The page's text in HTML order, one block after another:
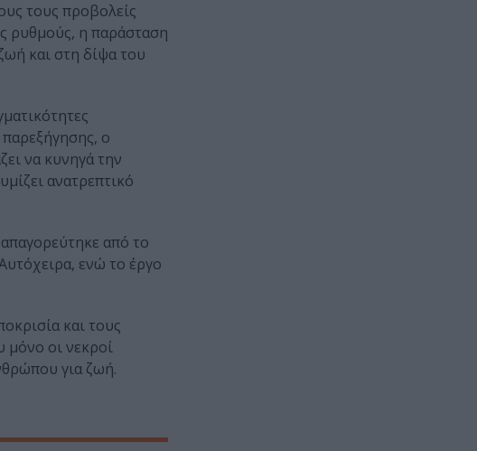
τους προβολείς
ρυθμούς, η παράσταση
και στη δίψα του
ο
να κυνηγά την
ανατρεπτικό
από το
ενώ το έργο
και τους
μόνο οι νεκροί
για ζωή.